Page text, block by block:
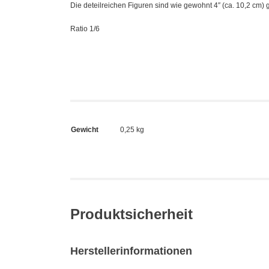
Die deteilreichen Figuren sind wie gewohnt 4″ (ca. 10,2 cm)
Ratio 1/6
Gewicht 0,25 kg
Produktsicherheit
Herstellerinformationen